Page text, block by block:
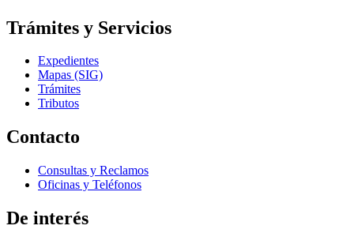
Trámites y Servicios
Expedientes
Mapas (SIG)
Trámites
Tributos
Contacto
Consultas y Reclamos
Oficinas y Teléfonos
De interés